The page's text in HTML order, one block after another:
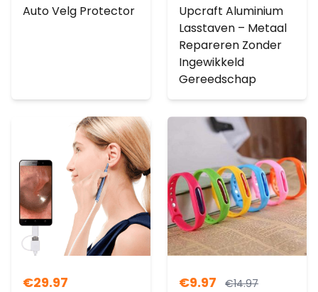
Auto Velg Protector
Upcraft Aluminium
Lasstaven – Metaal
Repareren Zonder
Ingewikkeld
Gereedschap
€29.97 €9.97 €14.97